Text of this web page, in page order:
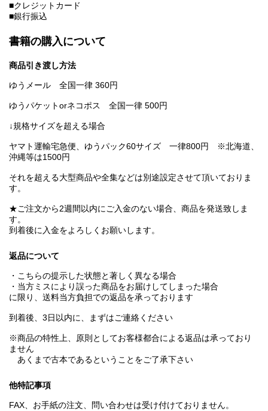
■クレジットカード
■銀行振込
書籍の購入について
商品引き渡し方法
ゆうメール 全国一律 360円
ゆうパケットorネコポス 全国一律 500円
↓規格サイズを超える場合
ヤマト運輸宅急便、ゆうパック60サイズ 一律800円 ※北海道、
沖縄等は1500円
それを超える大型商品や全集などは別途設定させて頂いておりま
す。
★ご注文から2週間以内にご入金のない場合、商品を発送致しま
す。
到着後に入金をよろしくお願いします。
返品について
・こちらの提示した状態と著しく異なる場合
・当方ミスにより誤った商品をお届けしてしまった場合
に限り、送料当方負担での返品を承っております
到着後、3日以内に、まずはご連絡ください
※商品の特性上、原則としてお客様都合による返品は承っており
ません
あくまで古本であるということをご了承下さい
他特記事項
FAX、お手紙の注文、問い合わせは受け付けておりません。